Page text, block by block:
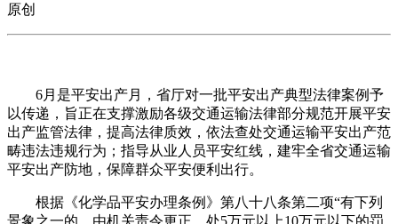
原创
6月是平安出产月，省厅对一批平安出产典型法律案例予
以传递，旨正在支撑激励各级交通运输法律部分规范开展平安
出产监管法律，提高法律质效，依法查处交通运输平安出产范
畴违法违规行为；指导从业人员平安红线，建牢全省交通运输
平安出产防地，保障群众平安便利出行。
根据《化学品平安办理条例》第八十八条第二项“有下列
景象之一的，由机关责令更正，处5万元以上10万元以下的罚